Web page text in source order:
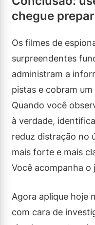
chegue
Os filmes de
surpreendentes
administram a
pistas e cobram
Quando você
à verdade,
reduz distração no
mais forte e mais
Você acompanha o
Agora aplique hoje
com cara de